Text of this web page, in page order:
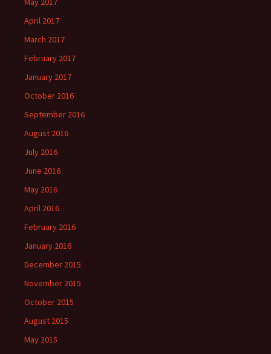
April 2017
March 2017
February 2017
January 2017
October 2016
September 2016
August 2016
July 2016
June 2016
May 2016
April 2016
February 2016
January 2016
December 2015
November 2015
October 2015
August 2015
May 2015